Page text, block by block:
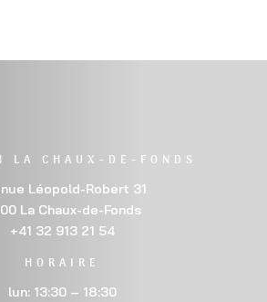
LA CHAUX-DE-FONDS
Léopold-Robert 31
La Chaux-de-Fonds
+41 32 913 21 54
HORAIRE
lun: 13:30 – 18:30